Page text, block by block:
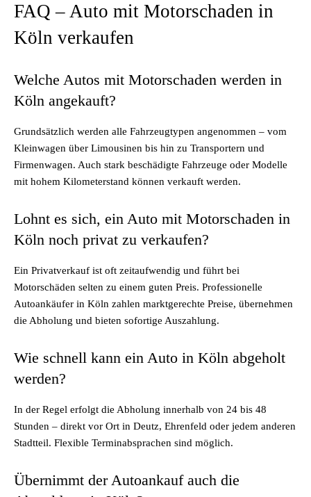
FAQ – Auto mit Motorschaden in
Köln verkaufen
Welche Autos mit Motorschaden werden in
Köln angekauft?
Grundsätzlich werden alle Fahrzeugtypen angenommen – vom
Kleinwagen über Limousinen bis hin zu Transportern und
Firmenwagen. Auch stark beschädigte Fahrzeuge oder Modelle
mit hohem Kilometerstand können verkauft werden.
Lohnt es sich, ein Auto mit Motorschaden in
Köln noch privat zu verkaufen?
Ein Privatverkauf ist oft zeitaufwendig und führt bei
Motorschäden selten zu einem guten Preis. Professionelle
Autoankäufer in Köln zahlen marktgerechte Preise, übernehmen
die Abholung und bieten sofortige Auszahlung.
Wie schnell kann ein Auto in Köln abgeholt
werden?
In der Regel erfolgt die Abholung innerhalb von 24 bis 48
Stunden – direkt vor Ort in Deutz, Ehrenfeld oder jedem anderen
Stadtteil. Flexible Terminabsprachen sind möglich.
Übernimmt der Autoankauf auch die